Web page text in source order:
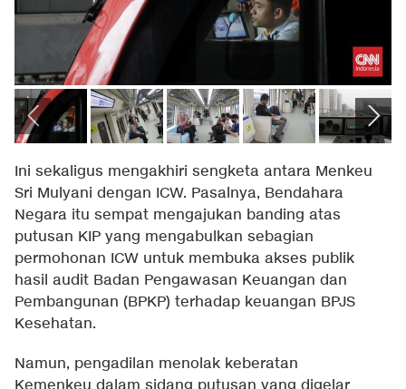
Ini sekaligus mengakhiri sengketa antara Menkeu
Sri Mulyani dengan ICW. Pasalnya, Bendahara
Negara itu sempat mengajukan banding atas
putusan KIP yang mengabulkan sebagian
permohonan ICW untuk membuka akses publik
hasil audit Badan Pengawasan Keuangan dan
Pembangunan (BPKP) terhadap keuangan BPJS
Kesehatan.
Namun, pengadilan menolak keberatan